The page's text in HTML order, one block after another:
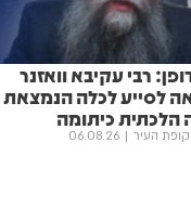
רבי עקיבא וואזנר
לסייע לכלה הנמצאת
הלכתית כיתומה
העיר 06.08.26